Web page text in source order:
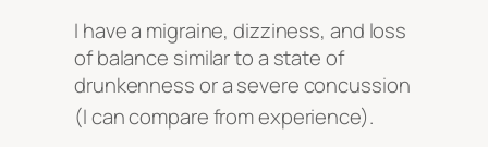
I have a migraine, dizziness, and loss
of balance similar to a state of
drunkenness or a severe concussion
(I can compare from experience).